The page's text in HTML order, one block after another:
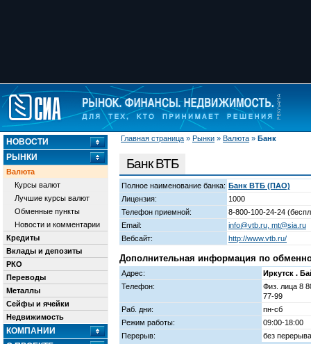
Главная страница » Рынки » Валюта » Банк
НОВОСТИ
РЫНКИ
Валюта
Курсы валют
Лучшие курсы валют
Обменные пункты
Новости и комментарии
Кредиты
Вклады и депозиты
РКО
Переводы
Металлы
Сейфы и ячейки
Недвижимость
КОМПАНИИ
Банк ВТБ
Полное наименование банка: Банк ВТБ (ПАО)
Лицензия:
1000
Телефон приемной:
8-800-100-24-24
Email:
info@vtb.ru, mt@sia.ru
Вебсайт:
http://www.vtb.ru/
Дополнительная информация по
Адрес:
Иркутск .
Телефон:
Физ. лица 8
77-99
Раб. дни:
пн-сб
Режим работы:
09:00-18:00
Перерыв:
без перерыва